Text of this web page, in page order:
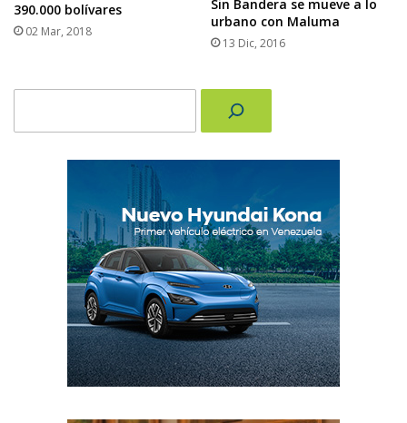
390.000 bolívares
02 Mar, 2018
Sin Bandera se mueve a lo
urbano con Maluma
13 Dic, 2016